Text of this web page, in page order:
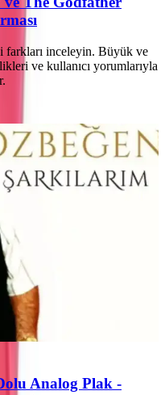
farkları inceleyin. Büyük ve
ve kullanıcı yorumlarıyla
Analog Plak -